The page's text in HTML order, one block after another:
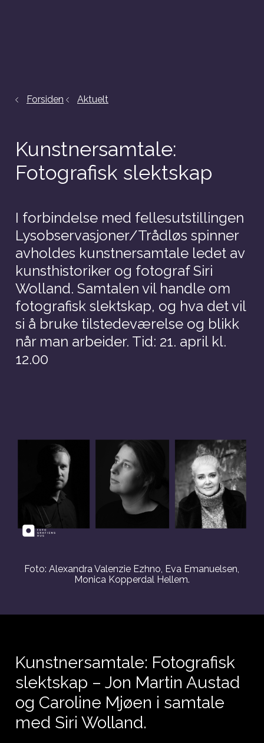
Forsiden Aktuelt
Foto: Alexandra Valenzie Ezhno, Eva Emanuelsen,
Monica Kopperdal Hellem.
Kunstnersamtale:
Fotografisk slektskap
I forbindelse med fellesutstillingen
Lysobservasjoner/Trådløs spinner
avholdes kunstnersamtale ledet av
kunsthistoriker og fotograf Siri
Wolland. Samtalen vil handle om
fotografisk slektskap, og hva det vil
si å bruke tilstedeværelse og blikk
når man arbeider. Tid: 21. april kl.
12.00
Kunstnersamtale: Fotografisk
slektskap – Jon Martin Austad
og Caroline Mjøen i samtale
med Siri Wolland.